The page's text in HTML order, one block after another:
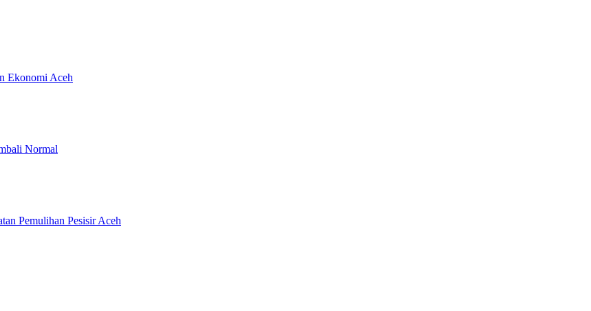
Ekonomi Aceh
Normal
Pemulihan Pesisir Aceh